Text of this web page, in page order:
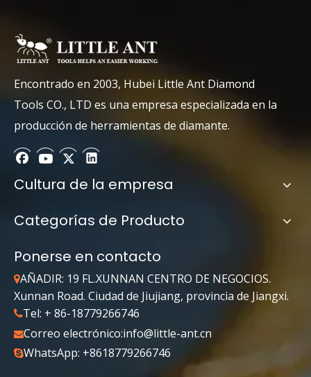
Encontrado en 2003, Hubei Little Ant Diamond
Tools CO., LTD es una empresa especializada en la
producción de herramientas de diamante.
Cultura de la empresa
Categorías de Producto
Ponerse en contacto
AÑADIR: 19 FL.XUNNAN CENTRO DE NEGOCIOS.
Xunnan Road. Ciudad de Jiujiang, provincia de Jiangxi.
Tel: + 86-18779266746
Correo electrónico:info@little-ant.cn
WhatsApp: +8618779266746